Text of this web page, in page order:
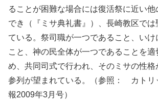
ることが困難な場合には復活祭に近い
でき（『ミサ典礼書』）、長崎教区で
ている。祭司職が一つであること、いけ
こと、神の民全体が一つであることを適
め、共同司式で行われ、そのミサの性
参列が望まれている。（参照： カトリ
報2009年3月号）